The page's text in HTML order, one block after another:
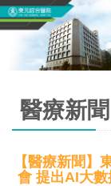
醫療新聞
【醫療新聞】
會 提出AI大